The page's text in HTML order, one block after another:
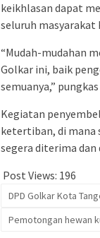
keikhlasan dapat
seluruh masyarakat
“Mudah-mudahan
Golkar ini, baik
semuanya,”
Kegiatan
ketertiban, di mana
segera diterima
Post Views: 196
DPD Golkar Kota
Pemotongan hewan